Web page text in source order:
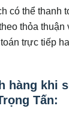
có thể thanh
thỏa
trực tiếp
hàng khi
Tấn: